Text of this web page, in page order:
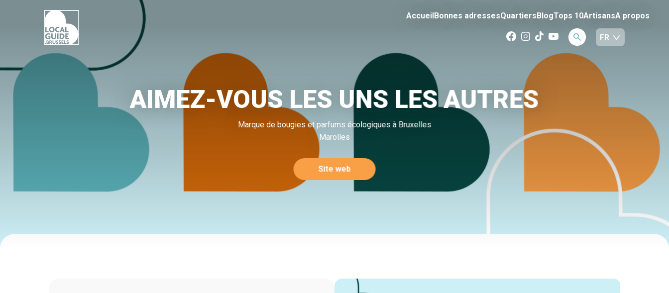
AccueilBonnes adressesQuartiersBlogTops 10ArtisansA propos
AIMEZ-VOUS LES UNS LES AUTRES
Marque de bougies et parfums écologiques à Bruxelles
Marolles
Site web